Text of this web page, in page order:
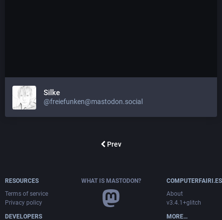
Silke
@freiefunken@mastodon.social
Prev
RESOURCES
Terms of service
Privacy policy
DEVELOPERS
WHAT IS MASTODON?
COMPUTERFAIRI.ES
About
v3.4.1+glitch
MORE…